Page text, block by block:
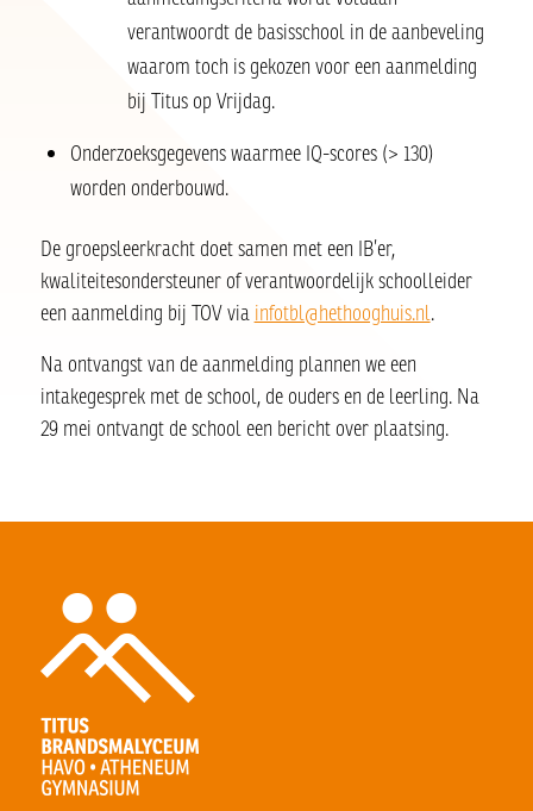
verantwoordt de basisschool in de aanbeveling
waarom toch is gekozen voor een aanmelding
bij Titus op Vrijdag.
Onderzoeksgegevens waarmee IQ-scores (> 130)
worden onderbouwd.
De groepsleerkracht doet samen met een IB’er,
kwaliteitesondersteuner of verantwoordelijk schoolleider
een aanmelding bij TOV via infotbl@hethooghuis.nl.
Na ontvangst van de aanmelding plannen we een
intakegesprek met de school, de ouders en de leerling. Na
29 mei ontvangt de school een bericht over plaatsing.